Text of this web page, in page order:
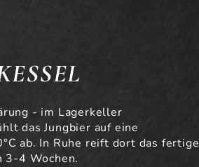
- im Lagerkeller
das Jungbier auf eine
ab. In Ruhe reift dort das fertige
3-4 Wochen.